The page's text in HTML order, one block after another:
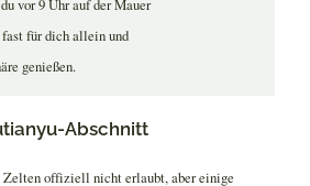
vor 9 Uhr auf der Mauer
für dich allein und
genießen.
Abschnitt
offiziell nicht erlaubt, aber einige